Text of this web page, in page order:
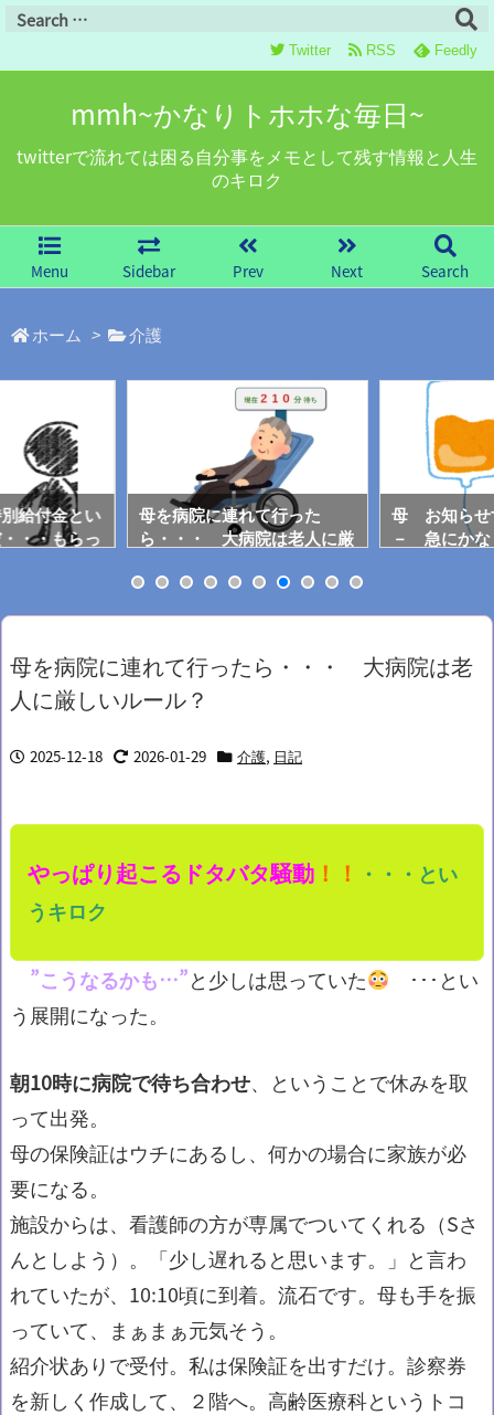
mmh~かなりトホホな毎日~
twitterで流れては困る自分事をメモとして残す情報と人生
のキロク
Menu Sidebar Prev Next Search
Twitter RSS Feedly
ホーム > 介護
給付金とい
・・もらっ
母を病院に連れて行った
ら・・・ 大病院は老人に厳
母 お知ら
－ 急にかな
母を病院に連れて行ったら・・・ 大病院は老
人に厳しいルール？
2025-12-18 2026-01-29 介護, 日記
やっぱり起こるドタバタ騒動 ！！ ・・・とい
うキロク
”こうなるかも…”と少しは思っていた
･･･とい
う展開になった。
朝10時に病院で待ち合わせ、ということで休みを取
って出発。
母の保険証はウチにあるし、何かの場合に家族が必
要になる。
施設からは、看護師の方が専属でついてくれる（Sさ
んとしよう）。「少し遅れると思います。」と言わ
れていたが、10:10頃に到着。流石です。母も手を振
っていて、
まぁまぁ元気そう。
紹介状ありで受付。私は保険証を出すだけ。診察券
を新しく作成して、２階へ。高齢医療科というトコ